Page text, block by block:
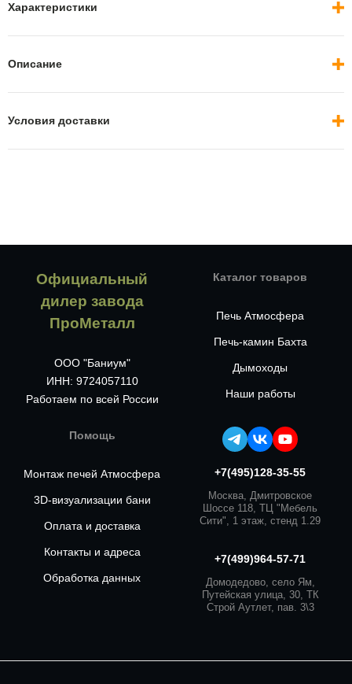
Характеристики
Описание
Условия доставки
Официальный
дилер завода
ПроМеталл
ООО "Баниум"
ИНН: 9724057110
Работаем по всей России
Каталог товаров
Печь Атмосфера
Печь-камин Бахта
Дымоходы
Наши работы
Помощь
Монтаж печей Атмосфера
3D-визуализации бани
Оплата и доставка
Контакты и адреса
Обработка данных
+7(495)128-35-55
Москва, Дмитровское
Шоссе 118, ТЦ "Мебель
Сити", 1 этаж, стенд 1.29
+7(499)964-57-71
Домодедово, село Ям,
Путейская улица, 30, ТК
Строй Аутлет, пав. 3\3